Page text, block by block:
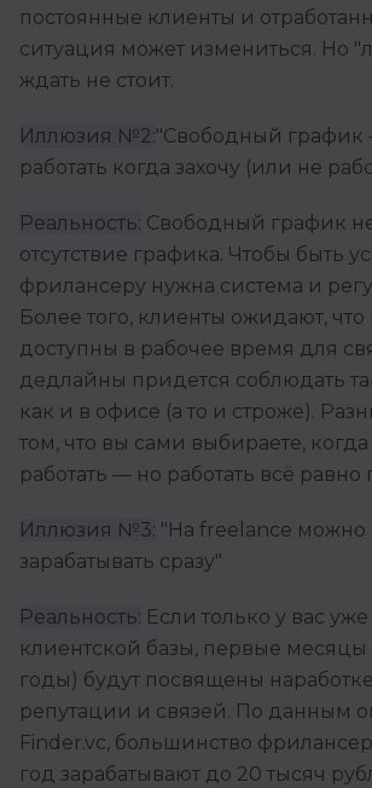
постоянные клиенты и
ситуация может измениться. Но
ждать не стоит.
Иллюзия №2:"Свободный график
работать когда захочу (или не
Реальность: Свободный график
отсутствие графика. Чтобы быть
фрилансеру нужна система и
Более того, клиенты ожидают, что
доступны в рабочее время для
дедлайны придется соблюдать
как и в офисе (а то и строже).
том, что вы сами выбираете,
работать — но работать всё равно
Иллюзия №3: "На freelance можно
зарабатывать сразу"
Реальность: Если только у вас уже
клиентской базы, первые месяцы
годы) будут посвящены
репутации и связей. По данным
Finder.vc, большинство
год зарабатывают до 20 тысяч